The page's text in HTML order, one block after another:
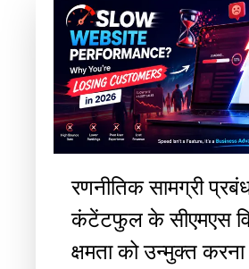
रणनीतिक सामग्री
कंटेंटफुल के सीएमएस
क्षमता को उन्मुक्त करना